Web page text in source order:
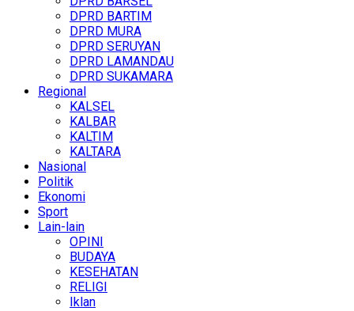
DPRD BARTIM
DPRD MURA
DPRD SERUYAN
DPRD LAMANDAU
DPRD SUKAMARA
Regional
KALSEL
KALBAR
KALTIM
KALTARA
Nasional
Politik
Ekonomi
Sport
Lain-lain
OPINI
BUDAYA
KESEHATAN
RELIGI
Iklan